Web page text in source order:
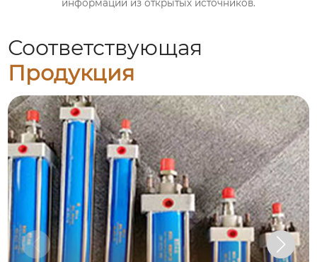
информации из открытых источников.
Соответствующая
Продукция